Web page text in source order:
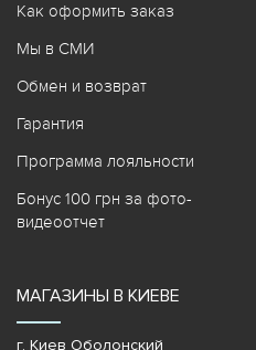
Как оформить заказ
Мы в СМИ
Обмен и возврат
Гарантия
Программа лояльности
Бонус 100 грн за фото-
видеоотчет
МАГАЗИНЫ В КИЕВЕ
г. Киев Оболонский